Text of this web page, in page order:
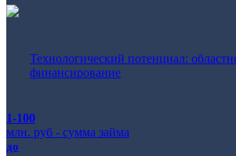
Технологический потенциал:
финансирование
1-100
млн. руб - сумма займа
до